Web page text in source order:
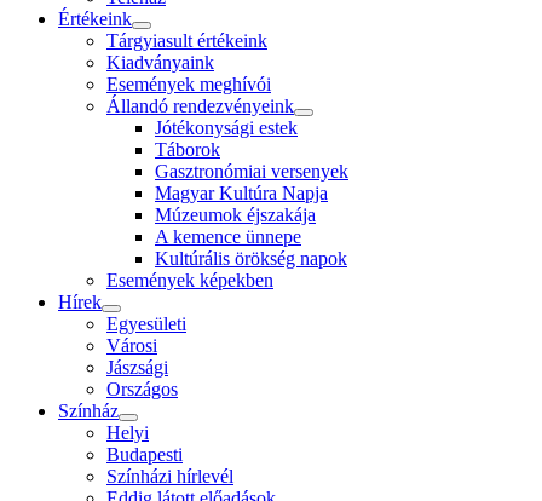
Értékeink
Tárgyiasult értékeink
Kiadványaink
Események meghívói
Állandó rendezvényeink
Jótékonysági estek
Táborok
Gasztronómiai versenyek
Magyar Kultúra Napja
Múzeumok éjszakája
A kemence ünnepe
Kultúrális örökség napok
Események képekben
Hírek
Egyesületi
Városi
Jászsági
Országos
Színház
Helyi
Budapesti
Színházi hírlevél